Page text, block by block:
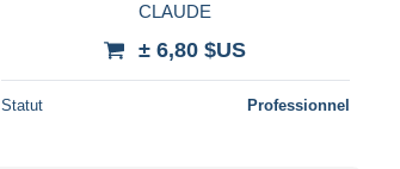
CLAUDE
± 6,80 $US
Statut Professionnel